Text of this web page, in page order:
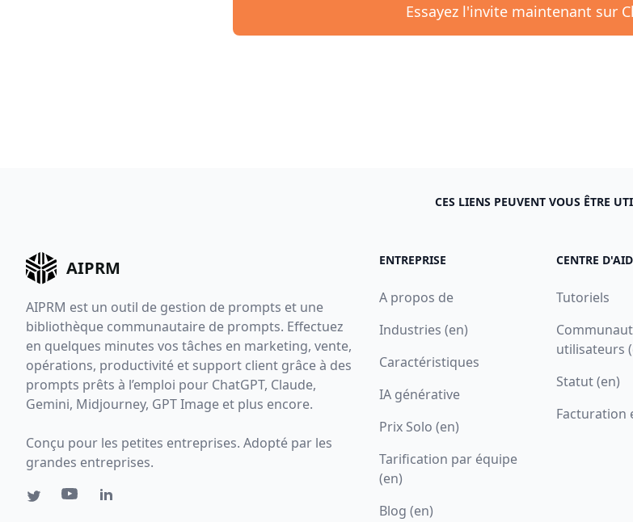
Essayez l'invite maintenant sur
CES LIENS PEUVENT VOUS ÊTRE
AIPRM
AIPRM est un outil de gestion de prompts et une
bibliothèque communautaire de prompts. Effectuez
en quelques minutes vos tâches en marketing, vente,
opérations, productivité et support client grâce à des
prompts prêts à l’emploi pour ChatGPT, Claude,
Gemini, Midjourney, GPT Image et plus encore.
Conçu pour les petites entreprises. Adopté par les
grandes entreprises.
ENTREPRISE
A propos de
Industries (en)
Caractéristiques
IA générative
Prix Solo (en)
Tarification par équipe
(en)
Blog (en)
CENTRE
Tutoriels
utilisateurs
Statut (en)
Facturation